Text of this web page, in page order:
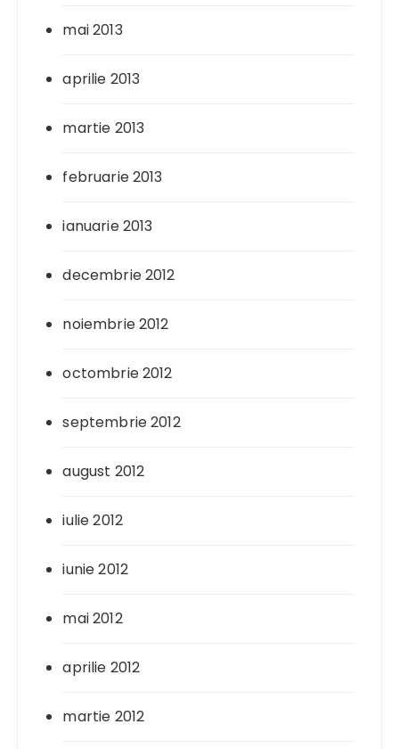
mai 2013
aprilie 2013
martie 2013
februarie 2013
ianuarie 2013
decembrie 2012
noiembrie 2012
octombrie 2012
septembrie 2012
august 2012
iulie 2012
iunie 2012
mai 2012
aprilie 2012
martie 2012